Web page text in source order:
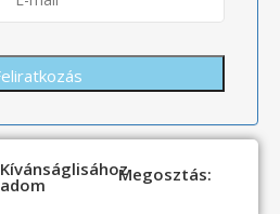
Kívánságlisához
adom Megosztás: